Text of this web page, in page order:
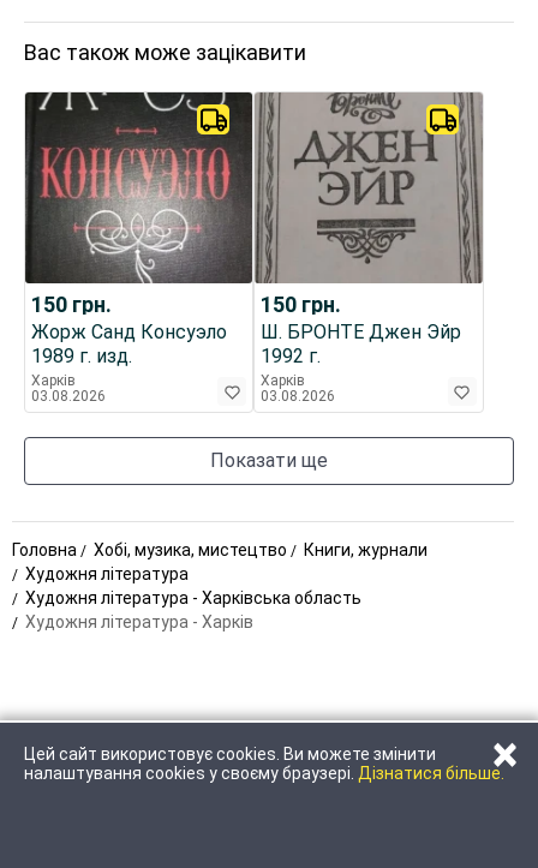
Вас також може зацікавити
150 грн.
Жорж Санд Консуэло
1989 г. изд.
Харків
03.08.2026
150 грн.
Ш. БРОНТЕ Джен Эйр
1992 г.
Харків
03.08.2026
Показати ще
Головна Хобі, музика, мистецтво
Книги, журнали
Художня література
Художня література - Харківська область
Художня література - Харків
Цей сайт використовує cookies. Ви можете змінити
налаштування cookies у своєму браузері. Дізнатися більше.×
ЗАТЕЛЕФОНУВАТИ НАПИСАТИ